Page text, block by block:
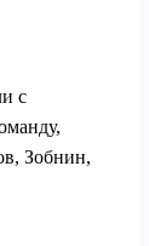
с
Зобнин,